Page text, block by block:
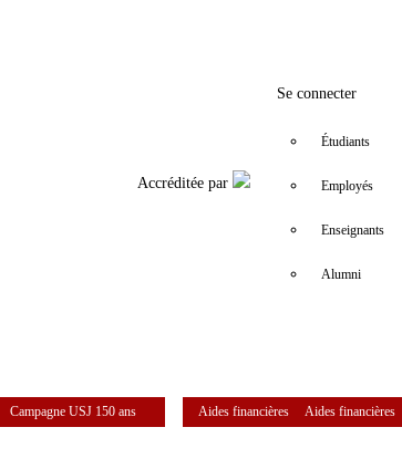
Accréditée par
Se connecter
Étudiants
Employés
Enseignants
Alumni
Campagne USJ 150 ans Aides financières Aides financières